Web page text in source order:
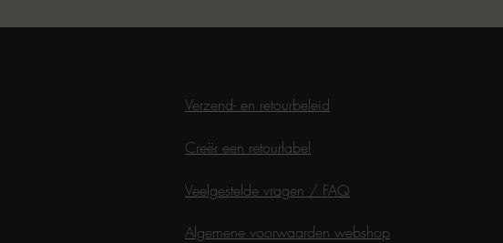
Verzend- en retourbeleid
Creër een retourlabel
Veelgestelde vragen / FAQ
Algemene voorwaarden webshop